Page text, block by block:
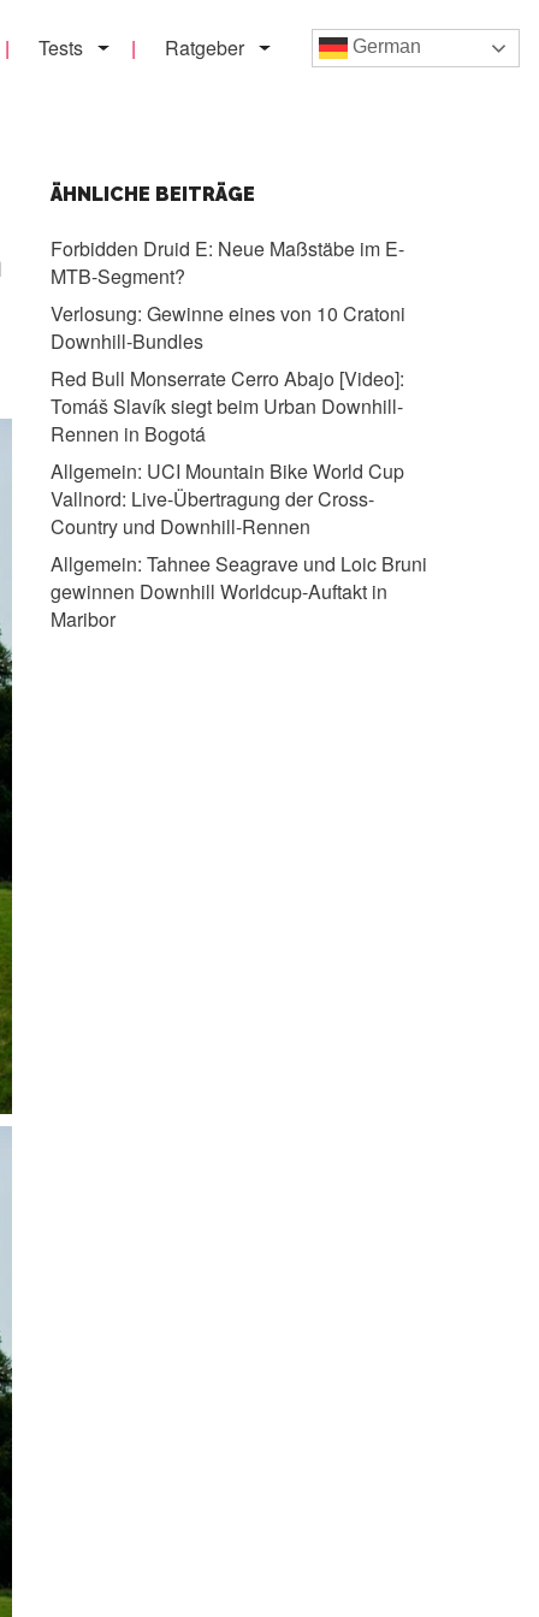
Tests Ratgeber German
ÄHNLICHE BEITRÄGE
Forbidden Druid E: Neue Maßstäbe im E-
MTB-Segment?
Verlosung: Gewinne eines von 10 Cratoni
Downhill-Bundles
Red Bull Monserrate Cerro Abajo [Video]:
Tomáš Slavík siegt beim Urban Downhill-
Rennen in Bogotá
Allgemein: UCI Mountain Bike World Cup
Vallnord: Live-Übertragung der Cross-
Country und Downhill-Rennen
Allgemein: Tahnee Seagrave und Loic Bruni
gewinnen Downhill Worldcup-Auftakt in
Maribor